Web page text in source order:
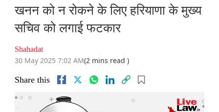
खनन को न रोकने के लिए हरियाणा के मुख्य
सचिव को लगाई फटकार
Shahadat
30 May 2025 7:02 AM(2 mins read )
Share this